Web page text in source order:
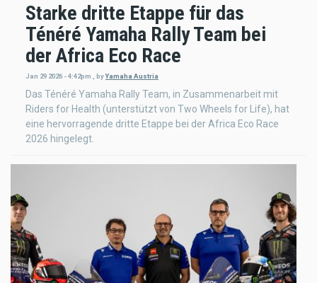
Starke dritte Etappe für das
Ténéré Yamaha Rally Team bei
der Africa Eco Race
Jan 29 2026 - 4:42pm byYamaha Austria
Das Ténéré Yamaha Rally Team, in Zusammenarbeit mit
Riders for Health (unterstützt von Two Wheels for Life), hat
eine hervorragende dritte Etappe bei der Africa Eco Race
2026 hingelegt.